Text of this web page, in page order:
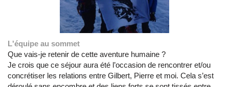
L'équipe au sommet
Que vais-je retenir de cette aventure humaine ?
Je crois que ce séjour aura été l’occasion de rencontrer et/ou
concrétiser les relations entre Gilbert, Pierre et moi. Cela s’est